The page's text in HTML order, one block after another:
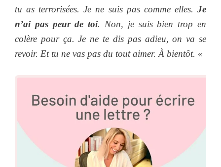
tu as terrorisées. Je ne suis pas comme elles. Je
n’ai pas peur de toi. Non, je suis bien trop en
colère pour ça. Je ne te dis pas adieu, on va se
revoir. Et tu ne vas pas du tout aimer. À bientôt. «